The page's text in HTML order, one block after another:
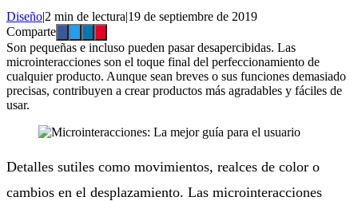
Diseño|2 min de lectura|19 de septiembre de 2019
Comparte
Son pequeñas e incluso pueden pasar desapercibidas. Las
microinteracciones son el toque final del perfeccionamiento de
cualquier producto. Aunque sean breves o sus funciones demasiado
precisas, contribuyen a crear productos más agradables y fáciles de
usar.
Detalles sutiles como movimientos, realces de color o
cambios en el desplazamiento. Las microinteracciones